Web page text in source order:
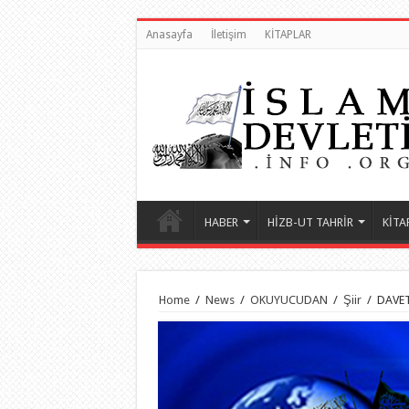
Anasayfa İletişim KİTAPLAR
HABER HİZB-UT TAHRİR
Home / News / OKUYUCUDAN / Şiir /